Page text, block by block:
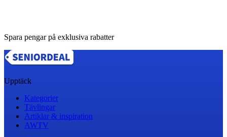
Spara pengar på exklusiva rabatter
Upptäck
Kategorier
Tävlingar
Artiklar & inspiration
AWTV